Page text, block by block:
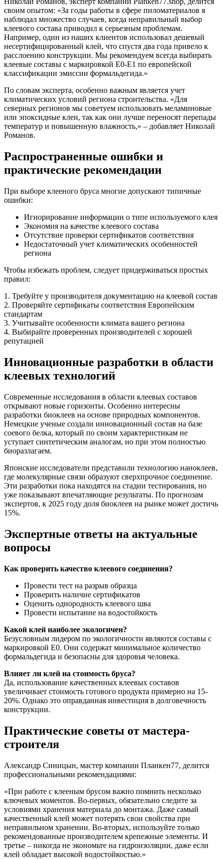
своим опытом: «За годы работы в сфере пиломатериалов я
наблюдал множество случаев, когда неправильный выбор
клеевого состава приводил к серьезным проблемам.
Например, один из наших клиентов использовал дешевый
несертифицированный клей, что спустя два года привело к
расслоению конструкции. Мы рекомендуем всегда выбирать
клеевые составы с маркировкой E0-E1 по европейской
классификации эмиссии формальдегида.»
По словам эксперта, особенно важным является учет
климатических условий региона строительства. «Для
северных регионов мы советуем использовать меламиновые
или эпоксидные клеи, так как они лучше переносят перепады
температур и повышенную влажность,» – добавляет Николай
Романов.
Распространенные ошибки и
практические рекомендации
При выборе клееного бруса многие допускают типичные
ошибки:
Игнорирование информации о типе используемого клея
Экономия на качестве клеевого состава
Отсутствие проверки сертификатов соответствия
Недостаточный учет климатических особенностей
региона
Чтобы избежать проблем, следует придерживаться простых
правил:
1. Требуйте у производителя документацию на клеевой состав
2. Проверяйте сертификаты соответствия Европейским
стандартам
3. Учитывайте особенности климата вашего региона
4. Выбирайте проверенных производителей с хорошей
репутацией
Инновационные разработки в области
клеевых технологий
Современные исследования в области клеевых составов
открывают новые горизонты. Особенно интересны
разработки биоклеев на основе природных компонентов.
Немецкие ученые создали инновационный состав на базе
соевого белка, который по своим характеристикам не
уступает синтетическим аналогам, но при этом полностью
биоразлагаем.
Японские исследователи представили технологию наноклеев,
где молекулярные связи образуют сверхпрочное соединение.
Эти разработки пока находятся на стадии тестирования, но
уже показывают впечатляющие результаты. По прогнозам
экспертов, к 2025 году доля биоклеев на рынке может достичь
15%.
Экспертные ответы на актуальные
вопросы
Как проверить качество клеевого соединения?
Провести тест на разрыв образца
Проверить наличие сертификатов
Оценить однородность клеевого шва
Провести испытание на водостойкость
Какой клей наиболее экологичен?
Безусловным лидером по экологичности являются составы с
маркировкой E0. Они содержат минимальное количество
формальдегида и безопасны для здоровья человека.
Влияет ли клей на стоимость бруса?
Да, использование качественных клеевых составов
увеличивает стоимость готового продукта примерно на 15-
20%. Однако это оправданная инвестиция в долговечность
конструкции.
Практические советы от мастера-
строителя
Александр Синицын, мастер компании Планкен77, делится
профессиональными рекомендациями:
«При работе с клееным брусом важно помнить несколько
ключевых моментов. Во-первых, обязательно следите за
условиями хранения материала до монтажа. Даже самый
качественный клей может потерять свои свойства при
неправильном хранении. Во-вторых, используйте только
рекомендованные производителем крепежные элементы. И
третье – никогда не экономьте на гидроизоляции, даже если
клей обладает высокой водостойкостью.»